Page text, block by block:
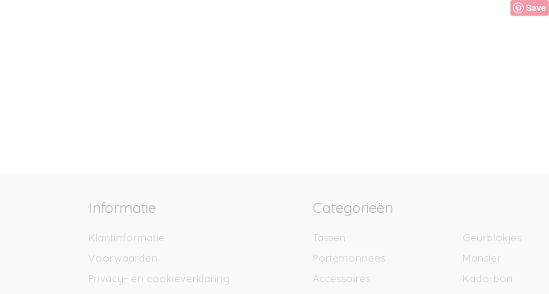
Save
Informatie
Klantinformatie
Voorwaarden
Privacy- en cookieverklaring
Categorieën
Tassen
Portemonnees
Accessoires
Geurblokjes
Mansier
Kado-bon